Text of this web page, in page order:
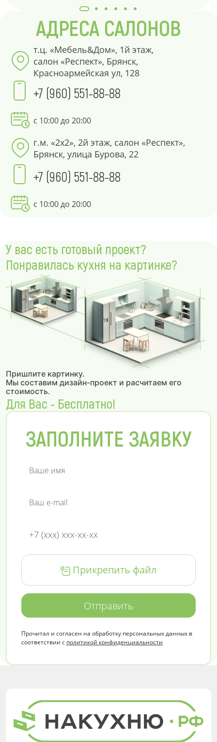
АДРЕСА САЛОНОВ
т.ц. «Мебель&Дом», 1й этаж,
салон «Респект», Брянск,
Красноармейская ул, 128
+7 (960) 551-88-88
с 10:00 до 20:00
г.м. «2х2», 2й этаж, салон «Респект»,
Брянск, улица Бурова, 22
+7 (960) 551-88-88
с 10:00 до 20:00
У вас есть готовый проект?
Понравилась кухня на картинке?
Пришлите картинку.
Мы составим дизайн-проект и расчитаем его
стоимость.
Для Вас - Бесплатно!
ЗАПОЛНИТЕ ЗАЯВКУ
Прикрепить файл
Отправить
Прочитал и согласен на обработку персональных данных в
соответствии с политикой конфиденциальности